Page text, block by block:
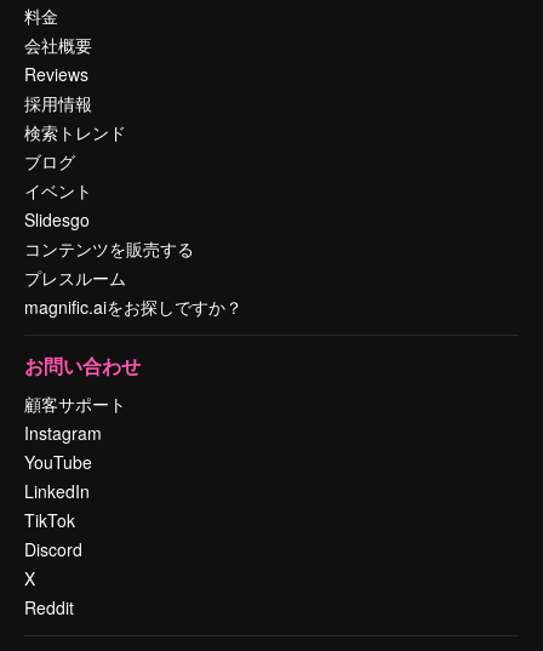
料金
会社概要
Reviews
採用情報
検索トレンド
ブログ
イベント
Slidesgo
コンテンツを販売する
プレスルーム
magnific.aiをお探しですか？
お問い合わせ
顧客サポート
Instagram
YouTube
LinkedIn
TikTok
Discord
X
Reddit